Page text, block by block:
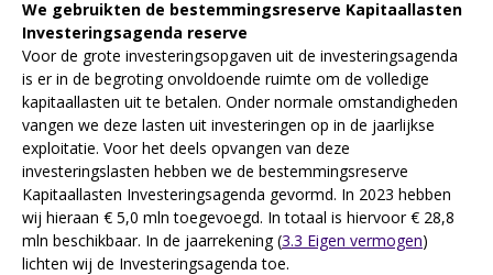
We gebruikten de bestemmingsreserve Kapitaallasten
Investeringsagenda reserve
Voor de grote investeringsopgaven uit de investeringsagenda
is er in de begroting onvoldoende ruimte om de volledige
kapitaallasten uit te betalen. Onder normale omstandigheden
vangen we deze lasten uit investeringen op in de jaarlijkse
exploitatie. Voor het deels opvangen van deze
investeringslasten hebben we de bestemmingsreserve
Kapitaallasten Investeringsagenda gevormd. In 2023 hebben
wij hieraan € 5,0 mln toegevoegd. In totaal is hiervoor € 28,8
mln beschikbaar. In de jaarrekening (3.3 Eigen vermogen)
lichten wij de Investeringsagenda toe.